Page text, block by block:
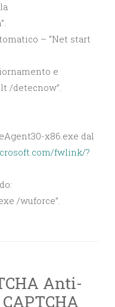
– “Net start
e
/detecnow”.
x86.exe dal
fwlink/?
/wuforce”.
Anti-